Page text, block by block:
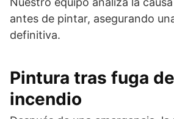
antes de pintar, asegurando
definitiva.
Pintura tras fuga
incendio